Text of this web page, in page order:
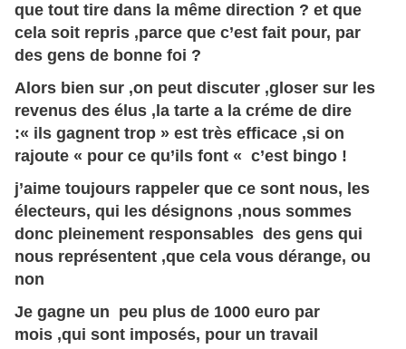
que tout tire dans la même direction ? et que
cela soit repris ,parce que c’est fait pour, par
des gens de bonne foi ?
Alors bien sur ,on peut discuter ,gloser sur les
revenus des élus ,la tarte a la créme de dire
:« ils gagnent trop » est très efficace ,si on
rajoute « pour ce qu’ils font « c’est bingo !
j’aime toujours rappeler que ce sont nous, les
électeurs, qui les désignons ,nous sommes
donc pleinement responsables des gens qui
nous représentent ,que cela vous dérange, ou
non
Je gagne un peu plus de 1000 euro par
mois ,qui sont imposés, pour un travail